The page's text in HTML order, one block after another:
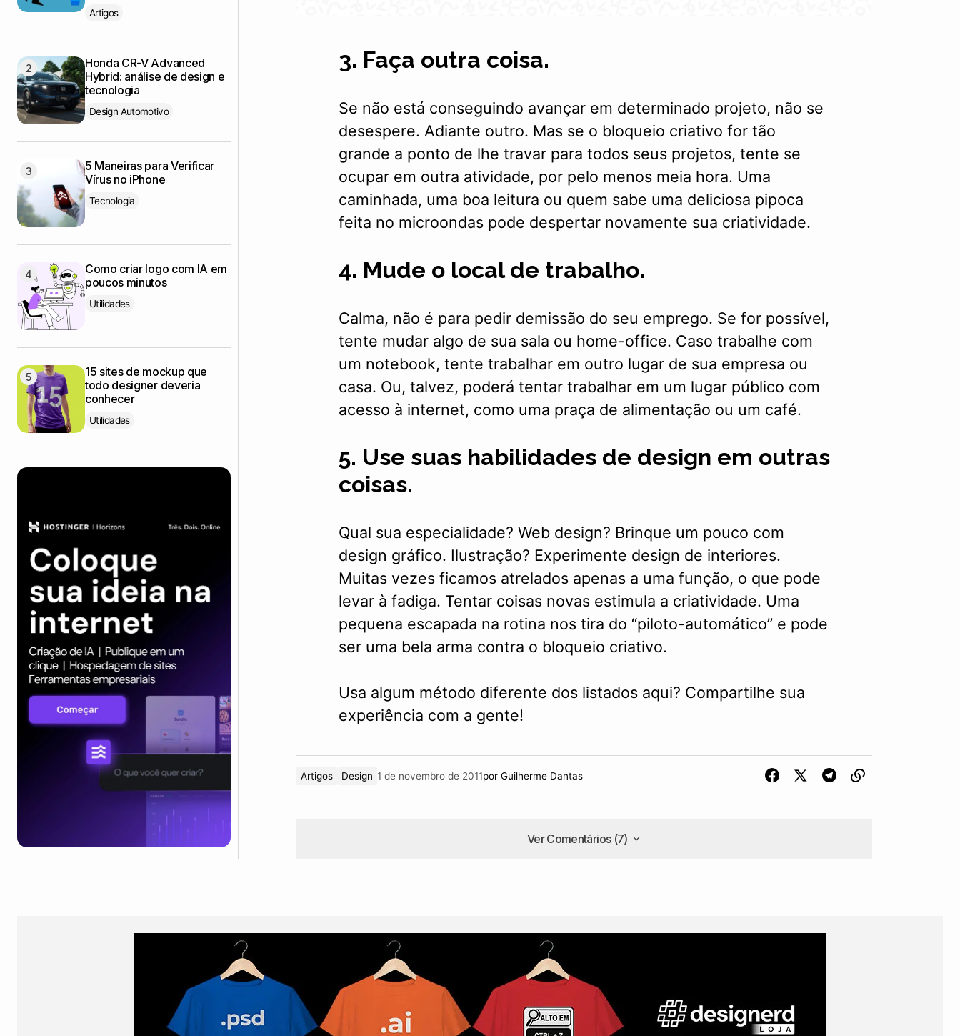
3. Faça outra coisa.
Se não está conseguindo avançar em determinado projeto, não se
desespere. Adiante outro. Mas se o bloqueio criativo for tão
grande a ponto de lhe travar para todos seus projetos, tente se
ocupar em outra atividade, por pelo menos meia hora. Uma
caminhada, uma boa leitura ou quem sabe uma deliciosa pipoca
feita no microondas pode despertar novamente sua criatividade.
4. Mude o local de trabalho.
Calma, não é para pedir demissão do seu emprego. Se for possível,
tente mudar algo de sua sala ou home-office. Caso trabalhe com
um notebook, tente trabalhar em outro lugar de sua empresa ou
casa. Ou, talvez, poderá tentar trabalhar em um lugar público com
acesso à internet, como uma praça de alimentação ou um café.
5. Use suas habilidades de design em outras
coisas.
Qual sua especialidade? Web design? Brinque um pouco com
design gráfico. Ilustração? Experimente design de interiores.
Muitas vezes ficamos atrelados apenas a uma função, o que pode
levar à fadiga. Tentar coisas novas estimula a criatividade. Uma
pequena escapada na rotina nos tira do “piloto-automático” e pode
ser uma bela arma contra o bloqueio criativo.
Usa algum método diferente dos listados aqui? Compartilhe sua
experiência com a gente!
Artigos Design 1 de novembro de 2011por Guilherme Dantas
Ver Comentários (7)
Meu sábio professor ensinou uma maravilha!
Fazer rascunhos e rascunhos das coisas mais aleatórias,
aos poucos você percebe que as ideias vão vindo e acaba-se o tal bloqueio.
Artigos
Honda CR-V Advanced
Hybrid: análise de design e
tecnologia
Design Automotivo
5 Maneiras para Verificar
Vírus no iPhone
Tecnologia
Como criar logo com IA em
poucos minutos
Utilidades
15 sites de mockup que
todo designer deveria
conhecer
Utilidades